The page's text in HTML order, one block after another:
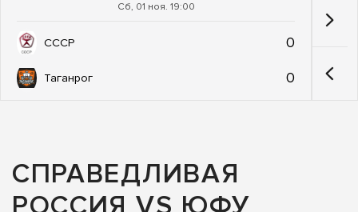
Сб, 01 ноя. 19:00
СССР 0
Таганрог 0
СПРАВЕДЛИВАЯ